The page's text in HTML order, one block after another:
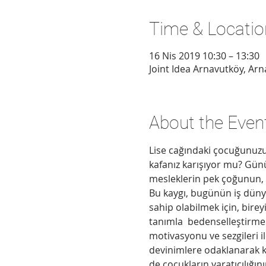
Time &
16 Nis 2019 10:30 – 13:30
Joint Idea Arnavutköy,
About the
Lise cağındaki
kafanız karışıyor mu?
mesleklerin pek çoğunun,
Bu kaygı, bugünün iş
sahip olabilmek için,
tanımla
motivasyonu ve sezgileri
devinimlere odaklanarak